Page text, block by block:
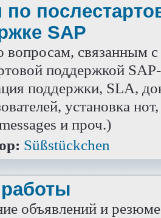
SAP
связанным с
поддержкой
поддержки, SLA,
установка
и проч.)
Süßstückchen
объявлений и резюме